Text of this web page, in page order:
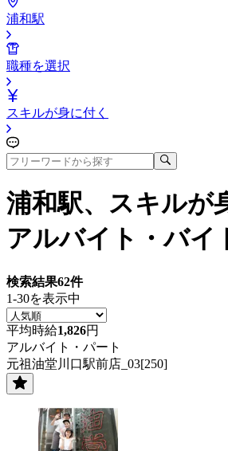
浦和駅
職種を選択
スキルが身に付く
浦和駅、スキルが
アルバイト・バイ
検索結果62件
1-30を表示中
平均時給1,826円
アルバイト・パート
元祖油堂川口駅前店_03[250]